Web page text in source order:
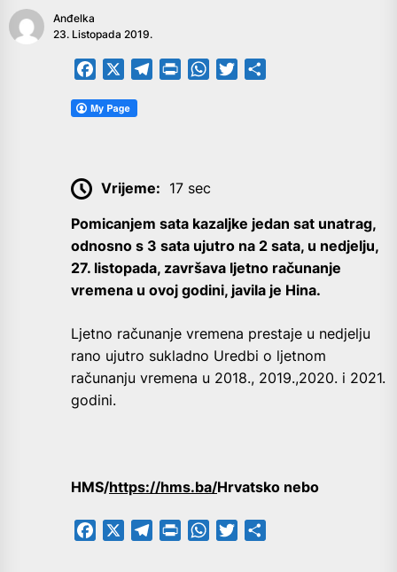
Anđelka
23. Listopada 2019.
Facebook TelegramPrintFriendly
WhatsApp
Twitter
Vrijeme: 17 sec
Pomicanjem sata kazaljke jedan sat unatrag,
odnosno s 3 sata ujutro na 2 sata, u nedjelju,
27. listopada, završava ljetno računanje
vremena u ovoj godini, javila je Hina.
Ljetno računanje vremena prestaje u nedjelju
rano ujutro sukladno Uredbi o ljetnom
računanju vremena u 2018., 2019.,2020. i 2021.
godini.
HMS/https://hms.ba/Hrvatsko nebo
Facebook TelegramPrintFriendly
WhatsApp
Twitter